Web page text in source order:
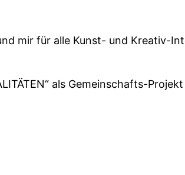
mir für alle Kunst- und Kreativ-
als Gemeinschafts-